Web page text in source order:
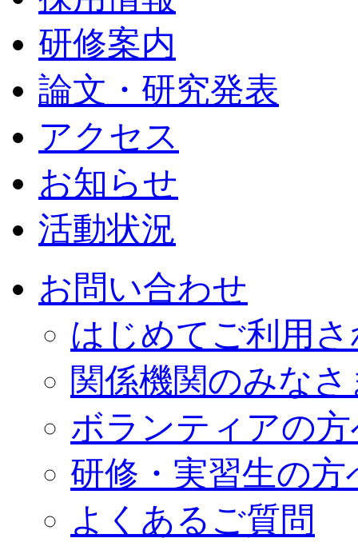
研修案内
論文・研究発表
アクセス
お知らせ
活動状況
お問い合わせ
はじめてご利用
関係機関のみな
ボランティアの
研修・実習生の方
よくあるご質問